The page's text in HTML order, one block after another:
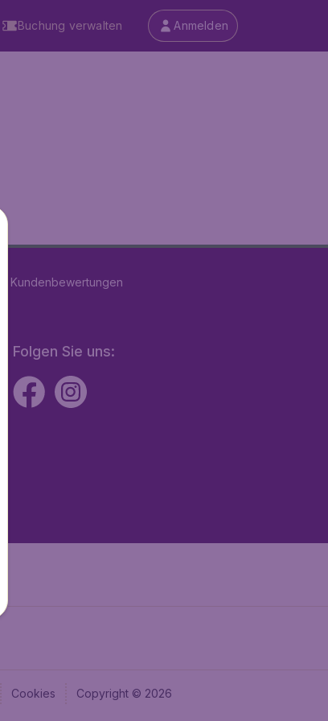
Buchung verwalten Anmelden
Kundenbewertungen
Folgen Sie uns:
Cookies Copyright © 2026